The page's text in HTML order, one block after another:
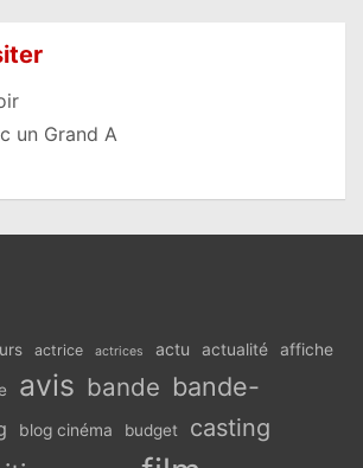
un Grand A
actrice actrices actu actualité affiche
avis bande bande-
blog cinéma budget casting